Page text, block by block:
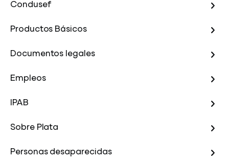
Condusef
Productos Básicos
Documentos legales
Empleos
IPAB
Sobre Plata
Personas desaparecidas